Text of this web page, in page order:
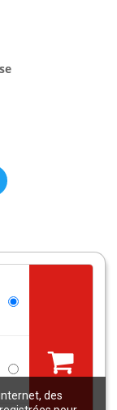
des
à 16h30